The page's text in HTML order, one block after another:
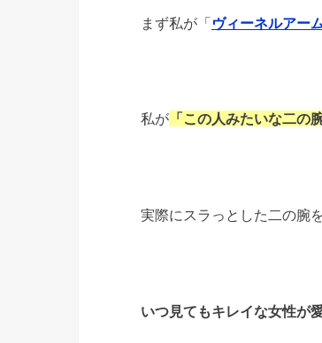
まず私が「ヴィーネルアー
私が 「この人みたいな二
実際にスラっとした二の腕
いつ見てもキレイな女性が